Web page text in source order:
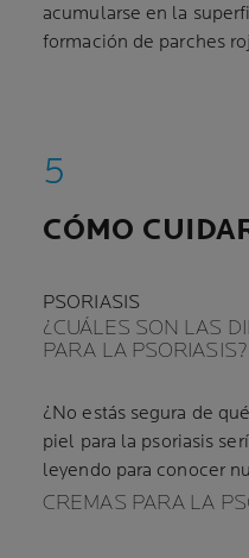
acumularse en la
formación de parches
CÓMO
PSORIASIS
¿CUÁLES SON LAS
PARA LA PSORIASIS?
¿No estás segura de
piel para la psoriasis
leyendo para conocer
CREMAS PARA LA